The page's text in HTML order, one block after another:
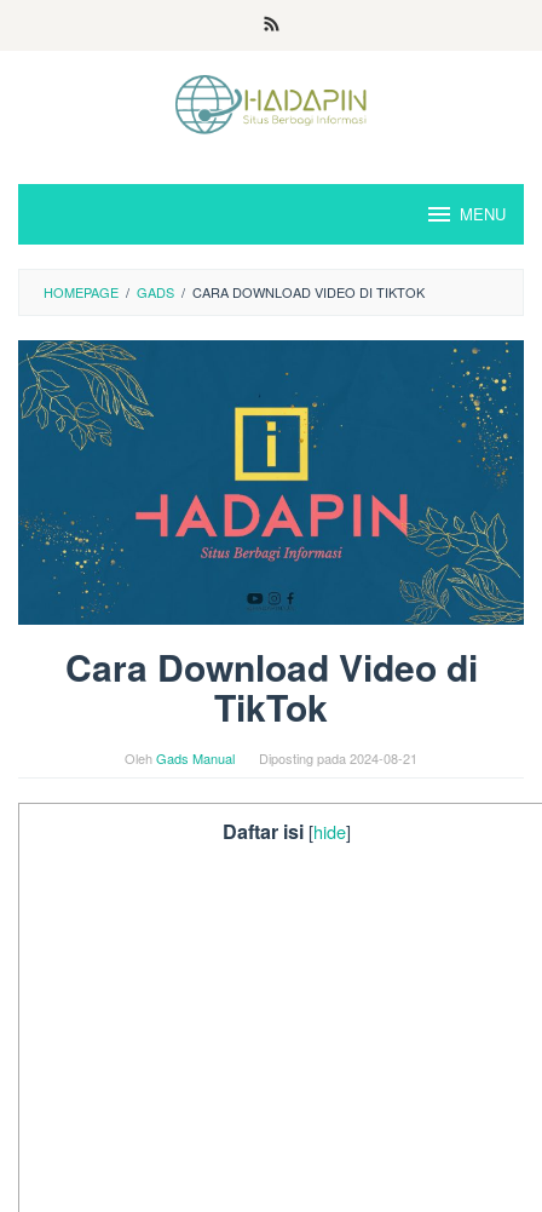
MENU
HOMEPAGE / GADS / CARA DOWNLOAD VIDEO DI TIKTOK
Cara Download Video di
TikTok
OlehGads Manual Diposting pada 2024-08-21
Daftar isi [hide]